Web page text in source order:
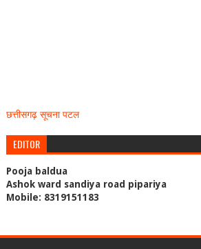
छत्तीसगढ़ सूचना पटल
EDITOR
Pooja baldua
Ashok ward sandiya road pipariya
Mobile: 8319151183